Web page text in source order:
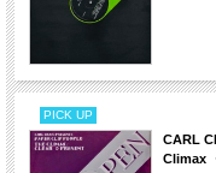
PICK UP
CARL
Climax